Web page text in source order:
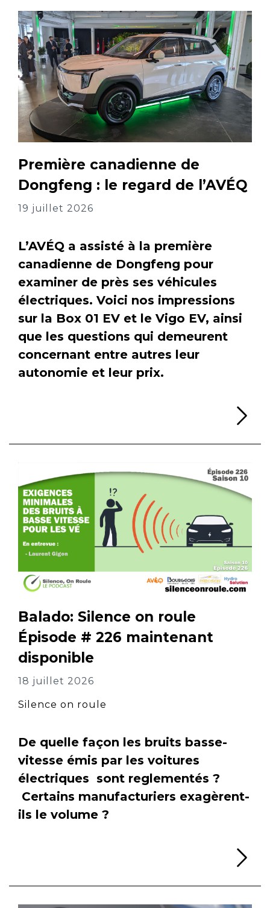
Première canadienne de
Dongfeng : le regard de l’AVÉQ
19 juillet 2026
L’AVÉQ a assisté à la première
canadienne de Dongfeng pour
examiner de près ses véhicules
électriques. Voici nos impressions
sur la Box 01 EV et le Vigo EV, ainsi
que les questions qui demeurent
concernant entre autres leur
autonomie et leur prix.
Balado: Silence on roule
Épisode # 226 maintenant
disponible
18 juillet 2026
Silence on roule
De quelle façon les bruits basse-
vitesse émis par les voitures
électriques sont reglementés ?
Certains manufacturiers exagèrent-
ils le volume ?